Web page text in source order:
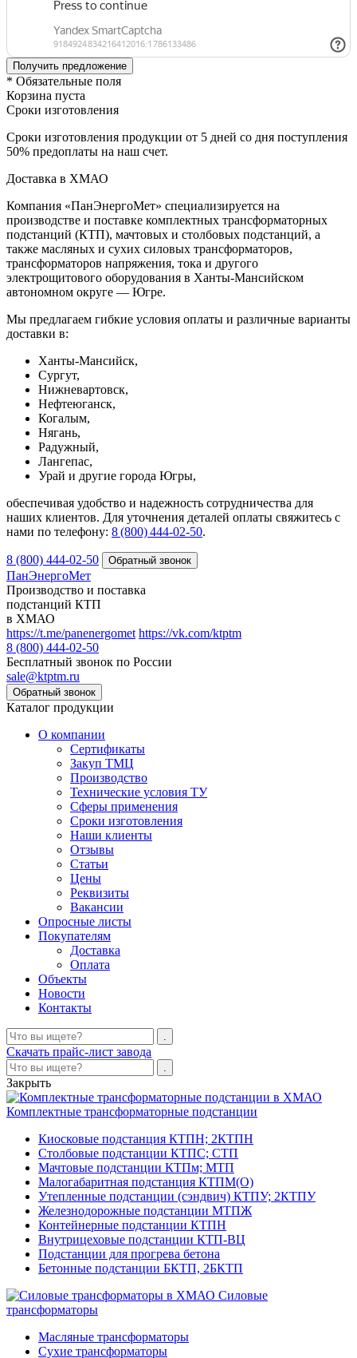
* Обязательные поля
Корзина пуста
Сроки изготовления
Сроки изготовления продукции от 5 дней со дня поступления
50% предоплаты на наш счет.
Доставка в ХМАО
Компания «ПанЭнергоМет» специализируется на
производстве и поставке комплектных трансформаторных
подстанций (КТП), мачтовых и столбовых подстанций, а
также масляных и сухих силовых трансформаторов,
трансформаторов напряжения, тока и другого
электрощитового оборудования в Ханты‑Мансийском
автономном округе — Югре.
Мы предлагаем гибкие условия оплаты и различные варианты
доставки в:
Ханты‑Мансийск,
Сургут,
Нижневартовск,
Нефтеюганск,
Когалым,
Нягань,
Радужный,
Лангепас,
Урай и другие города Югры,
обеспечивая удобство и надежность сотрудничества для
наших клиентов. Для уточнения деталей оплаты свяжитесь с
нами по телефону: 8 (800) 444‑02‑50.
8 (800) 444-02-50
ПанЭнергоМет
Производство и поставка
подстанций КТП
в ХМАО
https://t.me/panenergomet https://vk.com/ktptm
8 (800) 444-02-50
Бесплатный звонок по России
sale@ktptm.ru
Каталог продукции
О компании
Сертификаты
Закуп ТМЦ
Производство
Технические условия ТУ
Сферы применения
Сроки изготовления
Наши клиенты
Отзывы
Статьи
Цены
Реквизиты
Вакансии
Опросные листы
Покупателям
Доставка
Оплата
Объекты
Новости
Контакты
Скачать прайс-лист завода
Закрыть
Комплектные трансформаторные подстанции
Киосковые подстанция КТПН; 2КТПН
Столбовые подстанции КТПС; СТП
Мачтовые подстанции КТПм; МТП
Малогабаритная подстанция КТПМ(О)
Утепленные подстанции (сэндвич) КТПУ; 2КТПУ
Железнодорожные подстанции МТПЖ
Контейнерные подстанции КТПН
Внутрицеховые подстанции КТП-ВЦ
Подстанции для прогрева бетона
Бетонные подстанции БКТП, 2БКТП
Силовые
трансформаторы
Масляные трансформаторы
Сухие трансформаторы